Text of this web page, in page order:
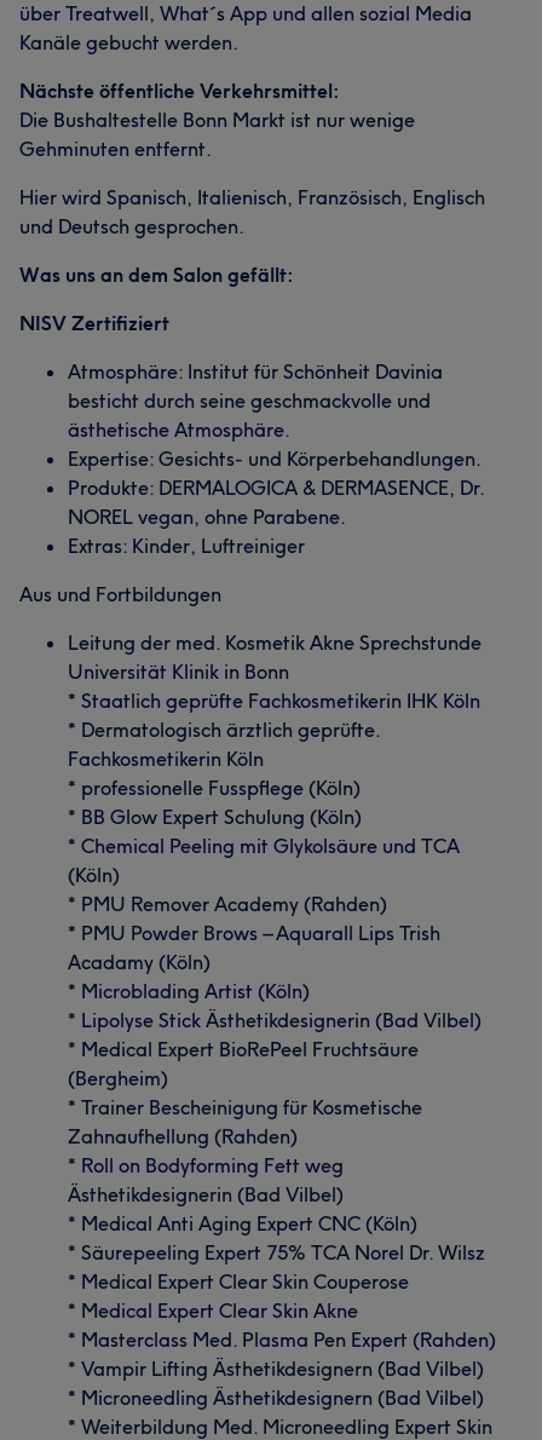
über Treatwell, What´s App und allen sozial Media
Kanäle gebucht werden.
Nächste öffentliche Verkehrsmittel:
Die Bushaltestelle Bonn Markt ist nur wenige
Gehminuten entfernt.
Hier wird Spanisch, Italienisch, Französisch, Englisch
und Deutsch gesprochen.
Was uns an dem Salon gefällt:
NISV Zertifiziert
Atmosphäre: Institut für Schönheit Davinia
besticht durch seine geschmackvolle und
ästhetische Atmosphäre.
Expertise: Gesichts- und Körperbehandlungen.
Produkte: DERMALOGICA & DERMASENCE, Dr.
NOREL vegan, ohne Parabene.
Extras: Kinder, Luftreiniger
Aus und Fortbildungen
Leitung der med. Kosmetik Akne Sprechstunde
Universität Klinik in Bonn
* Staatlich geprüfte Fachkosmetikerin IHK Köln
* Dermatologisch ärztlich geprüfte.
Fachkosmetikerin Köln
* professionelle Fusspflege (Köln)
* BB Glow Expert Schulung (Köln)
* Chemical Peeling mit Glykolsäure und TCA
(Köln)
* PMU Remover Academy (Rahden)
* PMU Powder Brows – Aquarall Lips Trish
Acadamy (Köln)
* Microblading Artist (Köln)
* Lipolyse Stick Ästhetikdesignerin (Bad Vilbel)
* Medical Expert BioRePeel Fruchtsäure
(Bergheim)
* Trainer Bescheinigung für Kosmetische
Zahnaufhellung (Rahden)
* Roll on Bodyforming Fett weg
Ästhetikdesignerin (Bad Vilbel)
* Medical Anti Aging Expert CNC (Köln)
* Säurepeeling Expert 75% TCA Norel Dr. Wilsz
* Medical Expert Clear Skin Couperose
* Medical Expert Clear Skin Akne
* Masterclass Med. Plasma Pen Expert (Rahden)
* Vampir Lifting Ästhetikdesignern (Bad Vilbel)
* Microneedling Ästhetikdesignern (Bad Vilbel)
* Weiterbildung Med. Microneedling Expert Skin